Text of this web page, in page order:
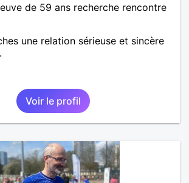
de 59 ans recherche rencontre
une relation sérieuse et sincère
Voir le profil